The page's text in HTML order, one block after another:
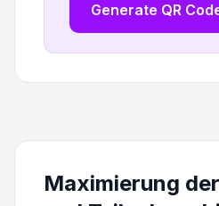
Generate QR
Maximierung